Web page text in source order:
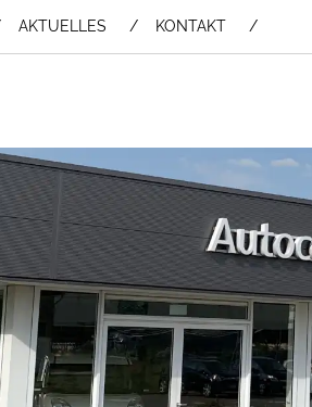
AKTUELLES KONTAKT